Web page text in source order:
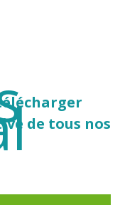
de tous nos